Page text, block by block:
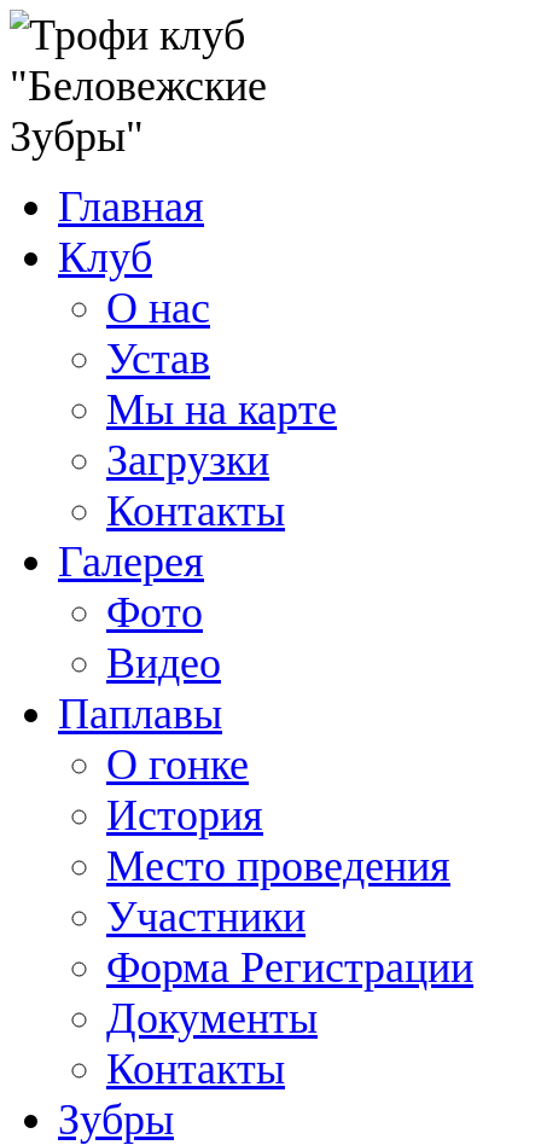
Главная
Клуб
О нас
Устав
Мы на карте
Загрузки
Контакты
Галерея
Фото
Видео
Паплавы
О гонке
История
Место проведения
Участники
Форма Регистрации
Документы
Контакты
Зубры